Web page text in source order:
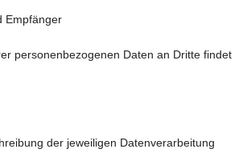
Empfänger
personenbezogenen Daten an Dritte findet
der jeweiligen Datenverarbeitung